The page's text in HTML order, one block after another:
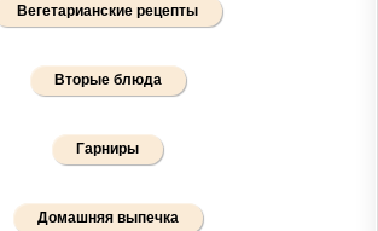
Вегетарианские рецепты
Вторые блюда
Гарниры
Домашняя выпечка